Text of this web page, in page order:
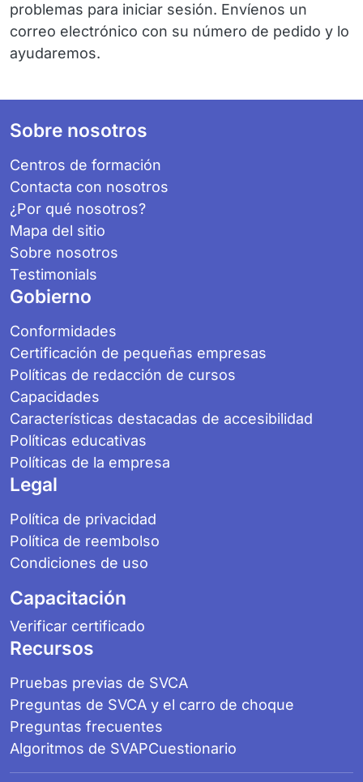
problemas para iniciar sesión. Envíenos un
correo electrónico con su número de pedido y lo
ayudaremos.
Footer
Sobre nosotros
Centros de formación
Contacta con nosotros
¿Por qué nosotros?
Mapa del sitio
Sobre nosotros
Testimonials
Gobierno
Conformidades
Certificación de pequeñas empresas
Políticas de redacción de cursos
Capacidades
Características destacadas de accesibilidad
Políticas educativas
Políticas de la empresa
Legal
Política de privacidad
Política de reembolso
Condiciones de uso
Capacitación
Verificar certificado
Recursos
Pruebas previas de SVCA
Preguntas de SVCA y el carro de choque
Preguntas frecuentes
Algoritmos de SVAPCuestionario